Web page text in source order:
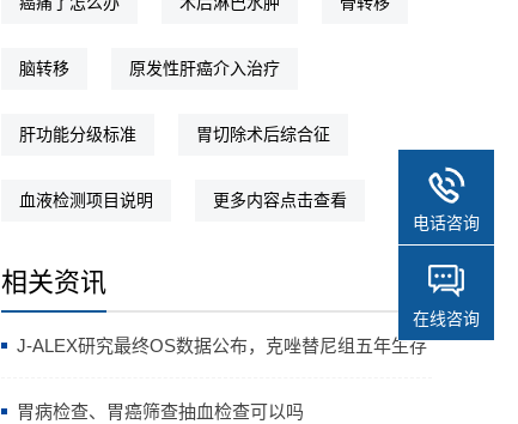
脑转移 原发性肝癌介入治疗
肝功能分级标准 胃切除术后综合征
血液检测项目说明 更多内容点击查看
相关资讯
J-ALEX研究最终OS数据公布，克唑替尼组五年生存
率高达64.11%
胃病检查、胃癌筛查抽血检查可以吗
电话咨询
在线咨询